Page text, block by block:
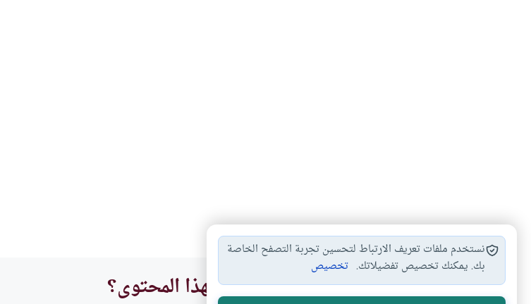
هل انتفعت بهذا المحتوى؟
نستخدم ملفات تعريف الارتباط لتحسين تجربة التصفح الخاصة
بك. يمكنك تخصيص تفضيلاتك. تخصيص